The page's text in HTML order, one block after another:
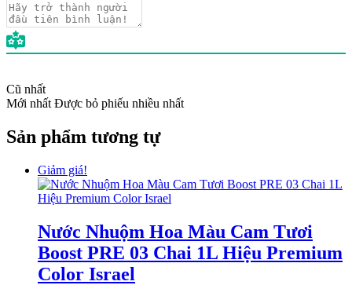
Cũ nhất
Mới nhất Được bỏ phiếu nhiều nhất
Sản phẩm tương tự
Giảm giá!
Nước Nhuộm Hoa Màu Cam Tươi
Boost PRE 03 Chai 1L Hiệu Premium
Color Israel